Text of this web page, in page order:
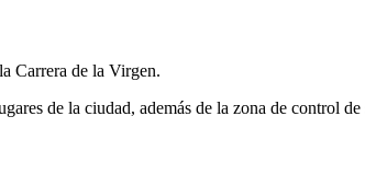
Carrera de la Virgen.
de la ciudad, además de la zona de control